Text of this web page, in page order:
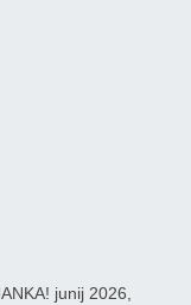
junij 2026,